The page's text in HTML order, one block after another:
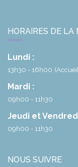
HORAIRES DE LA
Lundi :
13h30 - 16h00
Mardi :
09h00 - 11h30
Jeudi et
09h00 - 11h30
NOUS SUIVRE